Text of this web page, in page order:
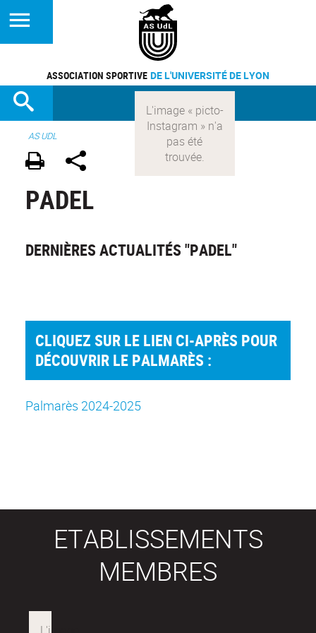
ASSOCIATION SPORTIVE DE L'UNIVERSITÉ DE LYON
AS UDL
PADEL
DERNIÈRES ACTUALITÉS "PADEL"
CLIQUEZ SUR LE LIEN CI-APRÈS POUR
DÉCOUVRIR LE PALMARÈS :
Palmarès 2024-2025
ETABLISSEMENTS
MEMBRES